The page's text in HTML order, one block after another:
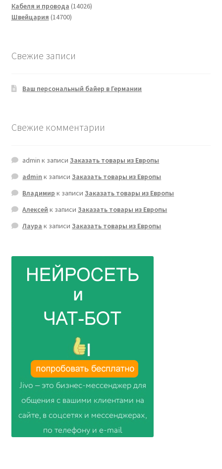
Кабеля и провода 1402614026
Швейцария 1470014700
Свежие записи
Ваш персональный байер в Германии
Свежие комментарии
admin к записиЗаказать товары из Европы
admin к записиЗаказать товары из Европы
Владимир к записиЗаказать товары из Европы
Алексей к записиЗаказать товары из Европы
Лаура к записиЗаказать товары из Европы